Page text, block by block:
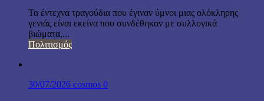
Τα έντεχνα τραγούδια που έγιναν ύμνοι μιας ολόκληρης
γενιάς είναι εκείνα που συνδέθηκαν με συλλογικά
βιώματα,...
Πολιτισμός
30/07/2026 cosmos 0